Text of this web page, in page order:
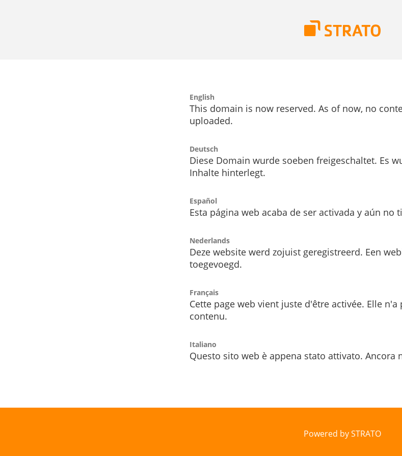
English
This domain is now reserved. As of now, no
uploaded.
Deutsch
Diese Domain wurde soeben freigeschaltet. Es
Inhalte hinterlegt.
Español
Esta página web acaba de ser activada y aún no
Nederlands
Deze website werd zojuist geregistreerd. Een
toegevoegd.
Français
Cette page web vient juste d'être activée. Elle
contenu.
Italiano
Questo sito web è appena stato attivato. Ancora
Powered by STRATO